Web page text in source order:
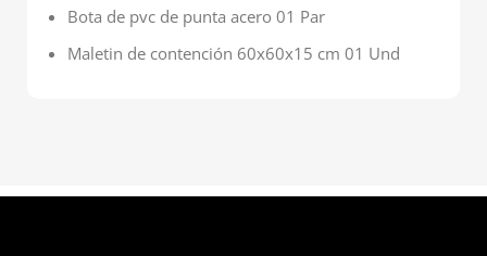
Bota de pvc de punta acero 01 Par
Maletin de contención 60x60x15 cm 01 Und